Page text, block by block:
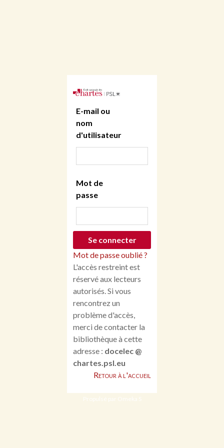
E-mail ou
nom
d'utilisateur
Mot de
passe
Mot de passe oublié ?
L'accès restreint est
réservé aux lecteurs
autorisés. Si vous
rencontrez un
problème d'accès,
merci de contacter la
bibliothèque à cette
adresse : docelec @
chartes.psl.eu
Retour à l'accueil
Propulsé par Omeka S